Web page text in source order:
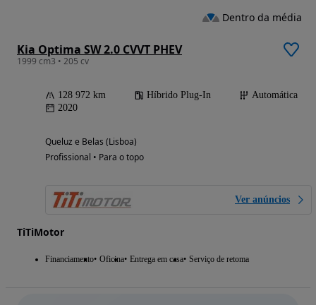
Kia Optima SW 2.0 CVVT PHEV
1999 cm3 • 205 cv
128 972 km Híbrido Plug-In
Automática
2020
Queluz e Belas (Lisboa)
Profissional • Para o topo
Ver anúncios
TiTiMotor
Financiamento Oficina Entrega em casa Serviço de retoma
Dentro da média